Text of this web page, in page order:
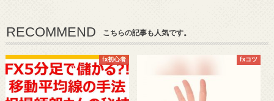
RECOMMEND こちらの記事も人気です。
fx初心者 fxコツ